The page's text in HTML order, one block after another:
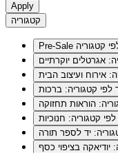
Apply
קטגוריה
אגרטלים יוקרתיים
אירוח ועיצוב הבית
לפי קטגוריה: ברכות
הוראות תחזוקה
קטגוריה: חנוכיות
יד לספר תורה
יודיאקה בציפוי כסף